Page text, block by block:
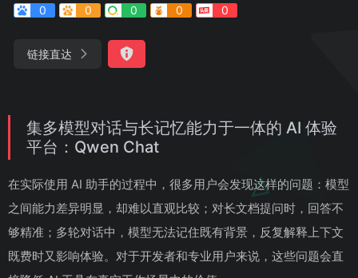
0
0 0 0 0
链接直达
集多模型对话与长记忆能力于一体的 AI 体验
平台：Qwen Chat
在实际使用 AI 助手的过程中，很多用户会发现这样的问题：模型
之间能力差异明显，却难以直观比较；对长文档提问时，回答不
够精准；多轮对话中，模型无法记住既有背景，反复解释上下文
既费时又影响体验。对于开发者和专业用户来说，这些问题会直